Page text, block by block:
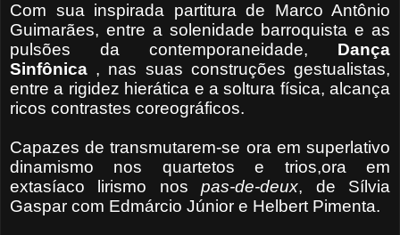
Com sua inspirada partitura de Marco Antônio
Guimarães, entre a solenidade barroquista e as
pulsões da contemporaneidade, Dança
Sinfônica , nas suas construções gestualistas,
entre a rigidez hierática e a soltura física, alcança
ricos contrastes coreográficos.
Capazes de transmutarem-se ora em superlativo
dinamismo nos quartetos e trios,ora em
extasíaco lirismo nospas-de-deux, de Sílvia
Gaspar com Edmárcio Júnior e Helbert Pimenta.